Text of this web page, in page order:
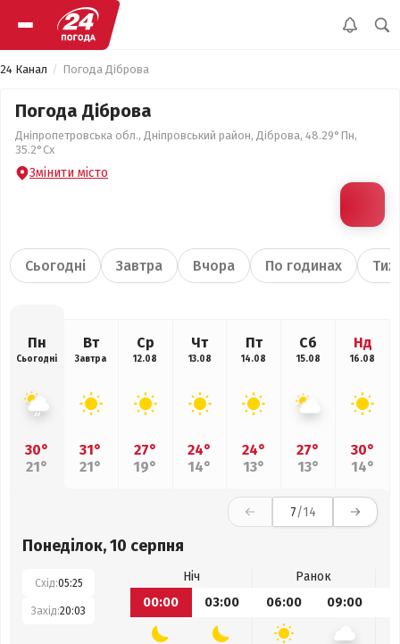
24 Канал Погода Діброва
Погода Діброва
Дніпропетровська обл., Дніпровський район, Діброва, 48.29°Пн,
35.2°Сх
Змінити місто
Сьогодні Завтра Вчора По годинах
Пн
Сьогодні
30°
21°
Вт
Завтра
31°
21°
Ср
12.08
27°
19°
Чт
13.08
24°
14°
Пт
14.08
24°
13°
Сб
15.08
27°
13°
Нд
16.08
30°
14°
7/14
Понеділок, 10 серпня
Схід:05:25
Захід:20:03
Ніч
Ранок
00:00
03:00 06:00 09:00